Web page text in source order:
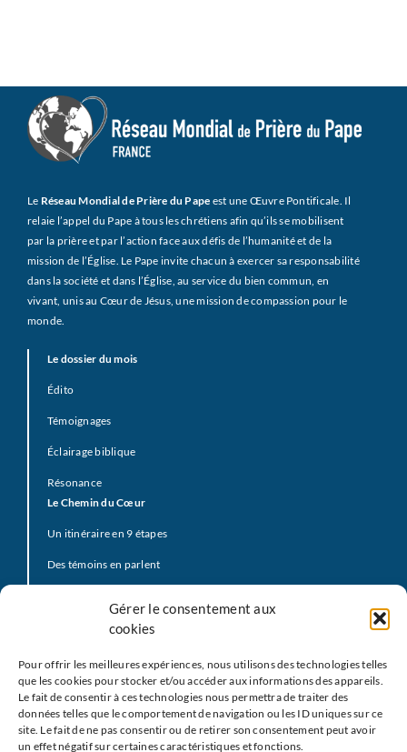
Gérer le consentement aux
cookies
Pour offrir les meilleures expériences, nous utilisons des technologies telles
que les cookies pour stocker et/ou accéder aux informations des appareils.
Le fait de consentir à ces technologies nous permettra de traiter des
données telles que le comportement de navigation ou les ID uniques sur ce
site. Le fait de ne pas consentir ou de retirer son consentement peut avoir
un effet négatif sur certaines caractéristiques et fonctions.
Le Réseau Mondial de Prière du Pape est une Œuvre Pontificale. Il
relaie l’appel du Pape à tous les chrétiens afin qu’ils se mobilisent
par la prière et par l’action face aux défis de l’humanité et de la
mission de l’Église. Le Pape invite chacun à exercer sa responsabilité
dans la société et dans l’Église, au service du bien commun, en
vivant, unis au Cœur de Jésus, une mission de compassion pour le
monde.
Le dossier du mois
Édito
Témoignages
Éclairage biblique
Résonance
Le Chemin du Cœur
Un itinéraire en 9 étapes
Des témoins en parlent
La Vidéo du Pape
Prier avec la Parole de Dieu
Prière Universelle
Agenda